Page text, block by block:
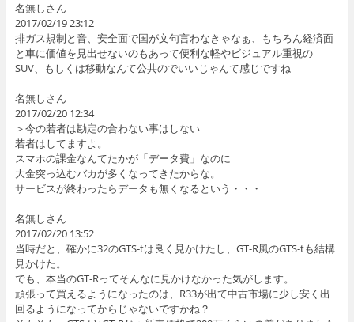
名無しさん
2017/02/19 23:12
排ガス規制と音、安全面で国が文句言わなきゃなぁ、もちろん経済面
と車に価値を見出せないのもあって便利な軽やビジュアル重視の
SUV、もしくは移動なんて公共のでいいじゃんて感じですね
名無しさん
2017/02/20 12:34
＞今の若者は勘定の合わない事はしない
若者はしてますよ。
スマホの課金なんてたかが「データ費」なのに
大金突っ込むバカが多くなってきたからな。
サービスが終わったらデータも無くなるという・・・
名無しさん
2017/02/20 13:52
当時だと、確かに32のGTS-tは良く見かけたし、GT-R風のGTS-tも結構
見かけた。
でも、本当のGT-Rってそんなに見かけなかった気がします。
頑張って買えるようになったのは、R33が出て中古市場に少し安く出
回るようになってからじゃないですかね？